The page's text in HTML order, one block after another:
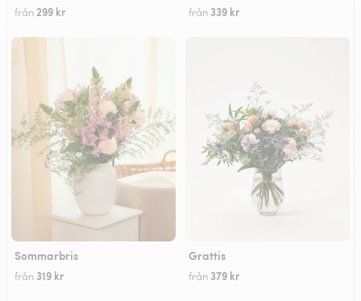
från 299 kr från 339 kr
Sommarbris
från 319 kr
Grattis
från 379 kr